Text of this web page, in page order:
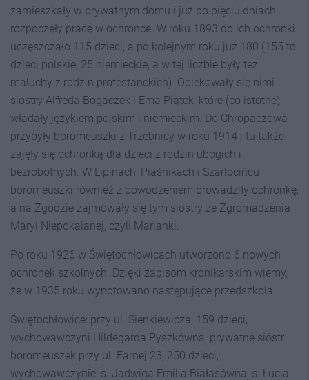
zamieszkały w prywatnym domu i już po pięciu dniach
rozpoczęły pracę w ochronce. W roku 1893 do ich ochronki
uczęszczało 115 dzieci, a po kolejnym roku już 180 (155 to
dzieci polskie, 25 niemieckie, a w tej liczbie były też
maluchy z rodzin protestanckich). Opiekowały się nimi
siostry Alfreda Bogaczek i Ema Piątek, które (co istotne)
władały językiem polskim i niemieckim. Do Chropaczowa
przybyły boromeuszki z Trzebnicy w roku 1914 i tu także
zajęły się ochronką dla dzieci z rodzin ubogich i
bezrobotnych. W Lipinach, Piaśnikach i Szarlocińcu
boromeuszki również z powodzeniem prowadziły ochronkę,
a na Zgodzie zajmowały się tym siostry ze Zgromadzenia
Maryi Niepokalanej, czyli Marianki.
Po roku 1926 w Świętochłowicach utworzono 6 nowych
ochronek szkolnych. Dzięki zapisom kronikarskim wiemy,
że w 1935 roku wy­notowano następujące przedszkola.
Świętochłowice: przy ul. Sienkie­wicza, 159 dzieci,
wychowawczyni Hildegarda Pyszkówna; prywatne sióstr
boromeuszek przy ul. Farnej 23, 250 dzieci,
wychowawczynie: s. Jadwiga Emilia Białasówna, s. Łucja